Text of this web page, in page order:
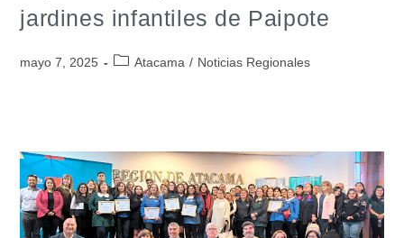
jardines infantiles de Paipote
mayo 7, 2025 Atacama / Noticias Regionales